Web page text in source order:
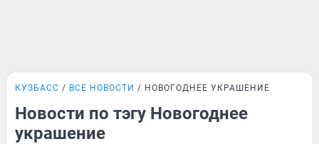
КУЗБАСС ВСЕ НОВОСТИ НОВОГОДНЕЕ УКРАШЕНИЕ
Новости по тэгу Новогоднее
украшение